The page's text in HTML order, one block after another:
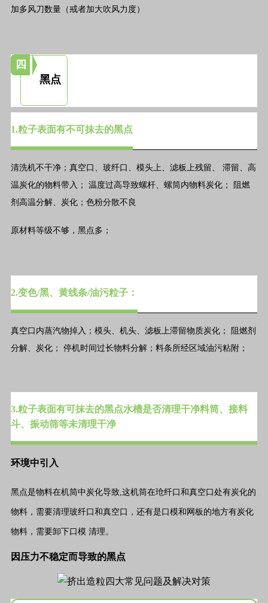
加多风刀数量（戒者加大吹风力度）
四
黑点
1.粒子表面有不可抹去的黑点
清洗机不干净；真空口、玻纤口、模头上、滤板上残留、 滞留、高
温炭化的物料带入； 温度过高导致螺杆、螺筒内物料炭化； 阻燃
剂高温分解、炭化；色粉分散不良
原材料等级不够，黑点多；
2.变色/黑、黄线条/油污粒子：
真空口内蒸汽物掉入；模头、机头、滤板上滞留物质炭化； 阻燃剂
分解、炭化； 停机时间过长物料分解；料条所经区域油污粘附；
3.粒子表面有可抹去的黑点水槽是否清理干净料筒、接料
斗、振动筛等未清理干净
环境中引入
黑点是物料在机筒中炭化导致,这机筒在玱纤口和真空口处有炭化的
物料，需要清理玻纤口和真空口，还有是口模和网板的地方有炭化
物料，需要卸下口模 清理。
因压力不稳定而导致的黑点